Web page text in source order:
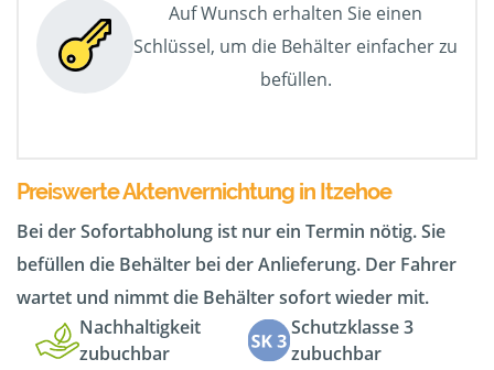
Auf Wunsch erhalten Sie einen
Schlüssel, um die Behälter einfacher zu
befüllen.
Preiswerte Aktenvernichtung in Itzehoe
Bei der Sofortabholung ist nur ein Termin nötig. Sie
befüllen die Behälter bei der Anlieferung. Der Fahrer
wartet und nimmt die Behälter sofort wieder mit.
Nachhaltigkeit
zubuchbar
Schutzklasse 3
zubuchbar